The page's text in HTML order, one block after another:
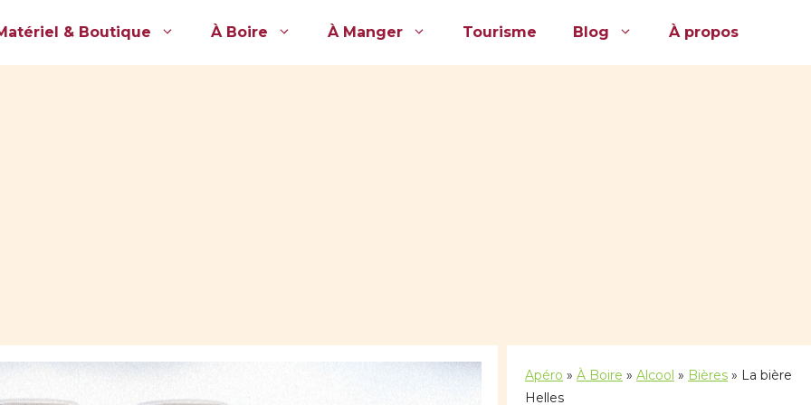
& Boutique À Boire À Manger Tourisme Blog À propos
Apéro » À Boire » Alcool » Bières » La bière
Helles